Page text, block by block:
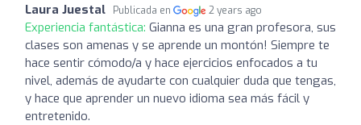
Laura Juestal Publicada en 2 years ago
Experiencia fantástica: Gianna es una gran profesora, sus
clases son amenas y se aprende un montón! Siempre te
hace sentir cómodo/a y hace ejercicios enfocados a tu
nivel, además de ayudarte con cualquier duda que tengas,
y hace que aprender un nuevo idioma sea más fácil y
entretenido.